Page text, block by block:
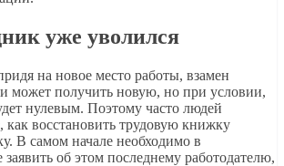
уже уволился
на новое место работы, взамен
может получить новую, но при условии,
нулевым. Поэтому часто людей
как восстановить трудовую книжку
В самом начале необходимо в
об этом последнему работодателю,